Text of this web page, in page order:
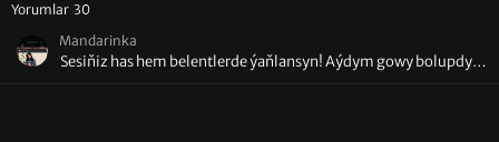
Yorumlar 30
Mandarinka
Sesiňiz has hem belentlerde ýaňlansyn! Aýdym gowy bolupdyr.